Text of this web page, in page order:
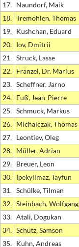
17. Naundorf, Maik
18. Tremöhlen, Thomas
19. Kushchan, Eduard
20. Iov, Dmitrii
21. Struck, Lasse
22. Fränzel, Dr. Marius
23. Scheffner, Jarno
24. Fuß, Jean-Pierre
25. Schmuck, Markus
26. Michalczak, Thomas
27. Leontiev, Oleg
28. Müller, Adrian
29. Breuer, Leon
30. Ipekyilmaz, Tayfun
31. Schülke, Tilman
32. Steinbach, Wolfgang
33. Atali, Dogukan
34. Schütz, Samson
35. Kuhn, Andreas